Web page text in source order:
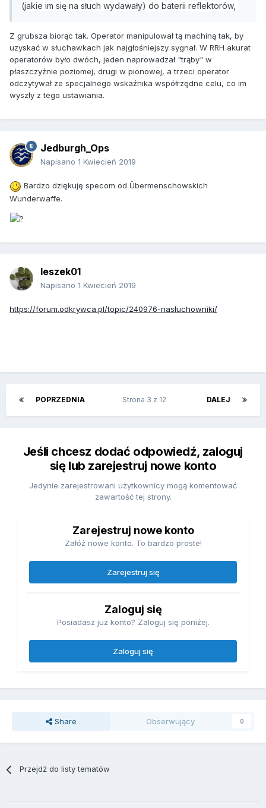
(jakie im się na słuch wydawały) do baterii reflektorów,
Z grubsza biorąc tak. Operator manipulował tą machiną tak, by
uzyskać w słuchawkach jak najgłośniejszy sygnał. W RRH akurat
operatorów było dwóch, jeden naprowadzał "trąby" w
płaszczyźnie poziomej, drugi w pionowej, a trzeci operator
odczytywał ze specjalnego wskaźnika współrzędne celu, co im
wyszły z tego ustawiania.
Jedburgh_Ops
Napisano 1 Kwiecień 2019
Bardzo dziękuję specom od Übermenschowskich
Wunderwaffe.
leszek01
Napisano 1 Kwiecień 2019
https://forum.odkrywca.pl/topic/240976-nasłuchowniki/
POPRZEDNIA DALEJ
Strona 3 z 12
Jeśli chcesz dodać odpowiedź, zaloguj
się lub zarejestruj nowe konto
Jedynie zarejestrowani użytkownicy mogą komentować
zawartość tej strony.
Zarejestruj nowe konto
Załóż nowe konto. To bardzo proste!
Zarejestruj się
Zaloguj się
Posiadasz już konto? Zaloguj się poniżej.
Zaloguj się
Share Obserwujący 0
Przejdź do listy tematów